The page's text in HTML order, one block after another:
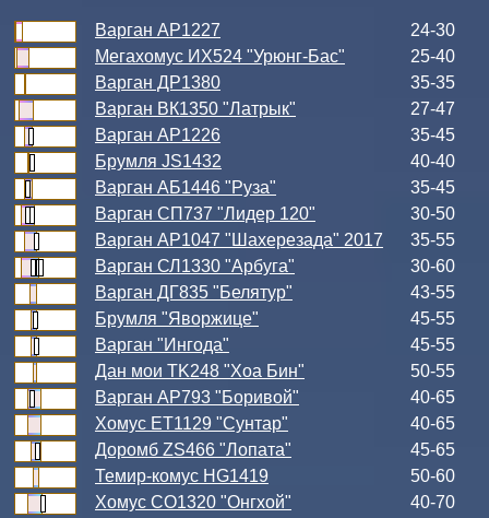
Варган АР1227
24-30
Мегахомус ИХ524 "Урюнг-Бас"
25-40
Варган ДР1380
35-35
Варган ВК1350 "Латрык"
27-47
Варган АР1226
35-45
Брумля JS1432
40-40
Варган АБ1446 "Руза"
35-45
Варган СП737 "Лидер 120"
30-50
Варган АР1047 "Шахерезада" 2017
35-55
Варган СЛ1330 "Арбуга"
30-60
Варган ДГ835 "Белятур"
43-55
Брумля "Яворжице"
45-55
Варган "Ингода"
45-55
Дан мои TK248 "Хоа Бин"
50-55
Варган АР793 "Боривой"
40-65
Хомус ЕТ1129 "Сунтар"
40-65
Доромб ZS466 "Лопата"
45-65
Темир-комус HG1419
50-60
Хомус СО1320 "Онгхой"
40-70